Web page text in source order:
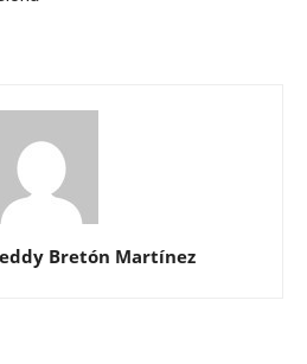
Bretón Martínez